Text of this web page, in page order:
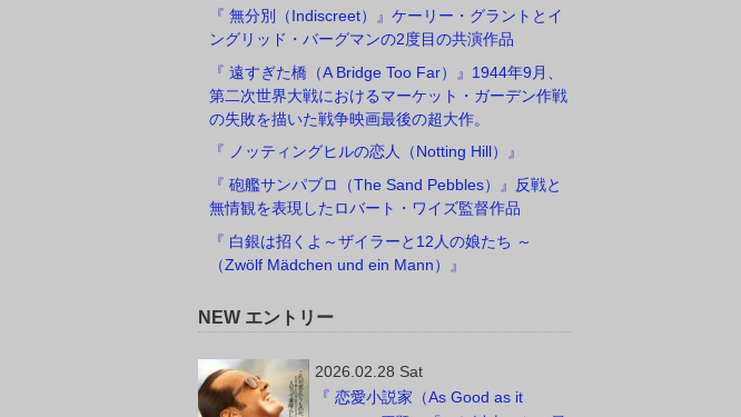
『 無分別（Indiscreet）』ケーリー・グラントとイ
ングリッド・バーグマンの2度目の共演作品
『 遠すぎた橋（A Bridge Too Far）』1944年9月、
第二次世界大戦におけるマーケット・ガーデン作戦
の失敗を描いた戦争映画最後の超大作。
『 ノッティングヒルの恋人（Notting Hill）』
『 砲艦サンパブロ（The Sand Pebbles）』反戦と
無情観を表現したロバート・ワイズ監督作品
『 白銀は招くよ～ザイラーと12人の娘たち ～
（Zwölf Mädchen und ein Mann）』
NEW エントリー
2026.02.28 Sat
『 恋愛小説家（As Good as it